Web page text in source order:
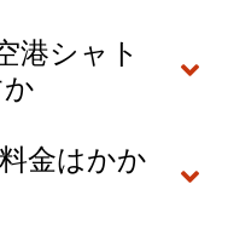
港シャト
金はかか